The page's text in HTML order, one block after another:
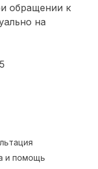
обращении к
на
и помощь